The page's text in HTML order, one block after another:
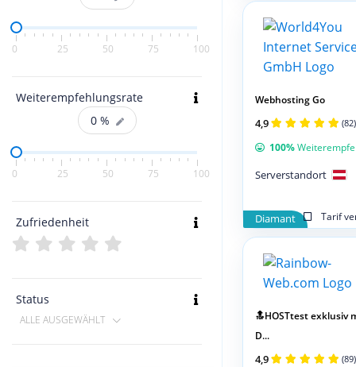
0 25 50 75 100
Weiterempfehlungsrate
0 %
0 25 50 75 100
Zufriedenheit
Status
ALLE AUSGEWÄHLT
Diamant Tarif
Webhosting Go
4,9 (82)
100%
Serverstandort
🔝HOSTtest exklusiv
D...
4,9 (89)